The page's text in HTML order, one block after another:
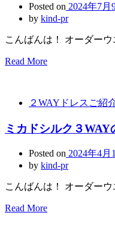
Posted on 2024年7月
by kind-pr
こんばんは！ オーダー
Read More
２WAYドレスご紹
ミカドシルク３
Posted on 2024年4月
by kind-pr
こんばんは！ オーダー
Read More